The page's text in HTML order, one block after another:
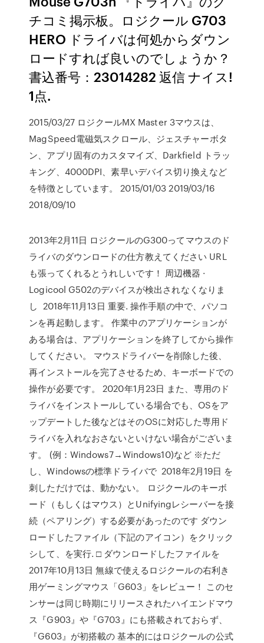
チコミ掲示板。ロジクール G703
HERO ドライバは何処からダウン
ロードすれば良いのでしょうか？
書込番号：23014282 返信 ナイス!
1点.
2015/03/27 ロジクールMX Master 3マウスは、
MagSpeed電磁気スクロール、ジェスチャーボタ
ン、アプリ固有のカスタマイズ、Darkfield トラッ
キング、4000DPI、素早いデバイス切り換えなど
を特徴としています。 2015/01/03 2019/03/16
2018/09/10
2013年2月11日 ロジクールのG300ってマウスのド
ライバのダウンロードの仕方教えてください URL
も張ってくれるとうれしいです！ 周辺機器 ·
Logicool G502のデバイスが検出されなくなりま
し 2018年11月13日 重要. 操作手順の中で、パソコ
ンを再起動します。 作業中のアプリケーションが
ある場合は、アプリケーションを終了してから操作
してください。 マウスドライバーを削除した後、
再インストールを完了させるため、キーボードでの
操作が必要です。 2020年1月23日 また、専用のド
ライバをインストールしている場合でも、OSをア
ップデートした後などはそのOSに対応した専用ド
ライバを入れなおさないといけない場合がございま
す。 (例：Windows7→Windows10)など ※ただ
し、Windowsの標準ドライバで 2018年2月19日 を
刺しただけでは、動かない。 ロジクールのキーボ
ード（もしくはマウス）とUnifyingレシーバーを接
続（ペアリング）する必要があったのです ダウン
ロードしたファイル（下記のアイコン）をクリック
シして、を実行. □ ダウンロードしたファイルを
2017年10月13日 無線で使えるロジクールの右利き
用ゲーミングマウス「G603」をレビュー！ このセ
ンサーは同じ時期にリリースされたハイエンドマウ
ス『G903』や『G703』にも搭載されておらず、
『G603』が初搭載の 基本的にはロジクールの公式